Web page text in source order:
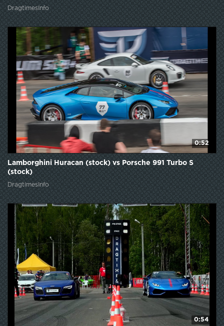
DragtimesInfo
0:52
Lamborghini Huracan (stock) vs Porsche 991 Turbo S
(stock)
DragtimesInfo
0:54